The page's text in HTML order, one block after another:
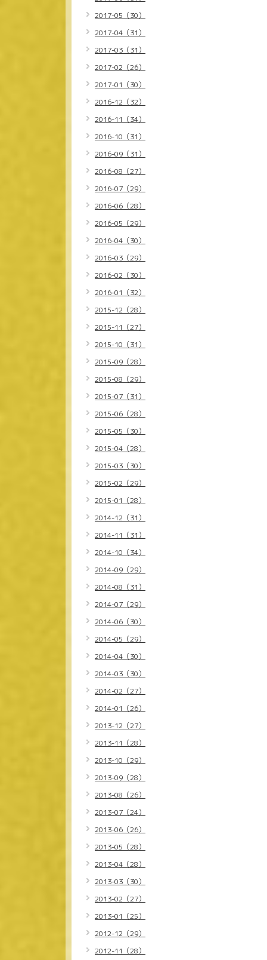
2017-05（30）
2017-04（31）
2017-03（31）
2017-02（26）
2017-01（30）
2016-12（32）
2016-11（34）
2016-10（31）
2016-09（31）
2016-08（27）
2016-07（29）
2016-06（28）
2016-05（29）
2016-04（30）
2016-03（29）
2016-02（30）
2016-01（32）
2015-12（28）
2015-11（27）
2015-10（31）
2015-09（28）
2015-08（29）
2015-07（31）
2015-06（28）
2015-05（30）
2015-04（28）
2015-03（30）
2015-02（29）
2015-01（28）
2014-12（31）
2014-11（31）
2014-10（34）
2014-09（29）
2014-08（31）
2014-07（29）
2014-06（30）
2014-05（29）
2014-04（30）
2014-03（30）
2014-02（27）
2014-01（26）
2013-12（27）
2013-11（28）
2013-10（29）
2013-09（28）
2013-08（26）
2013-07（24）
2013-06（26）
2013-05（28）
2013-04（28）
2013-03（30）
2013-02（27）
2013-01（25）
2012-12（29）
2012-11（28）